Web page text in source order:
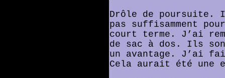
Drôle de poursuite.
pas suffisamment
court terme. J’ai
de sac à dos. Ils
un avantage. J’ai
Cela aurait été une